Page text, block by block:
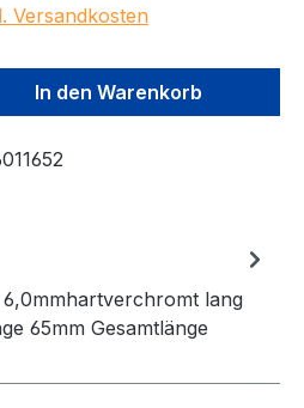
Versandkosten
Gib den
In den Warenkorb
lang
65mm Gesamtlänge